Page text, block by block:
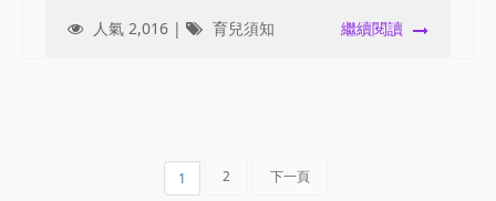
人氣 2,016 | 育兒須知 繼續閱讀
1 2 下一頁